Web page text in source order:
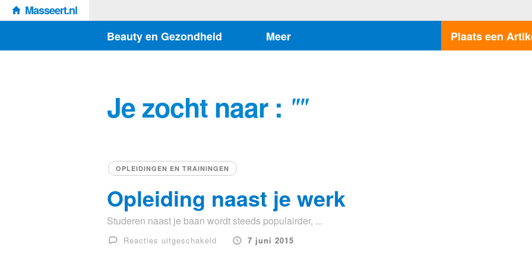
Masseert.nl
Beauty en Gezondheid
Meer Plaats een
Je zocht naar : ""
OPLEIDINGEN EN TRAININGEN
Opleiding naast je werk
Studeren naast je baan wordt steeds populairder, ...
Reacties uitgeschakeld voor
7 juni 2015